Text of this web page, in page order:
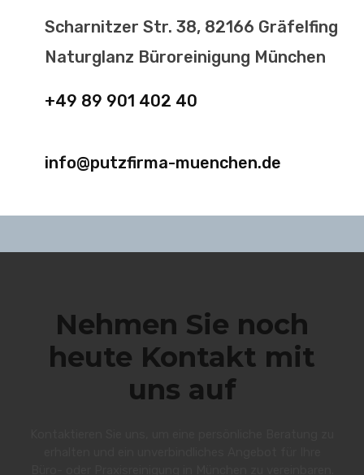
Scharnitzer Str. 38, 82166 Gräfelfing
Naturglanz Büroreinigung München
+49 89 901 402 40
info@putzfirma-muenchen.de
Nehmen Sie noch
heute Kontakt mit
uns auf